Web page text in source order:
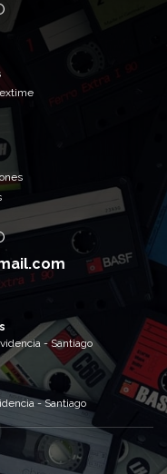
- Santiago
- Santiago